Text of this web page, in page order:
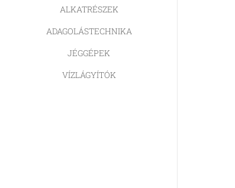
ALKATRÉSZEK
ADAGOLÁSTECHNIKA
JÉGGÉPEK
VÍZLÁGYÍTÓK